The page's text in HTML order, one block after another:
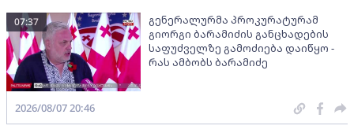
გენერალურმა პროკურატურამ
გიორგი ბარამიძის განცხადების
საფუძველზე გამოძიება დაიწყო -
რას ამბობს ბარამიძე
07:37
2026/08/07 20:46